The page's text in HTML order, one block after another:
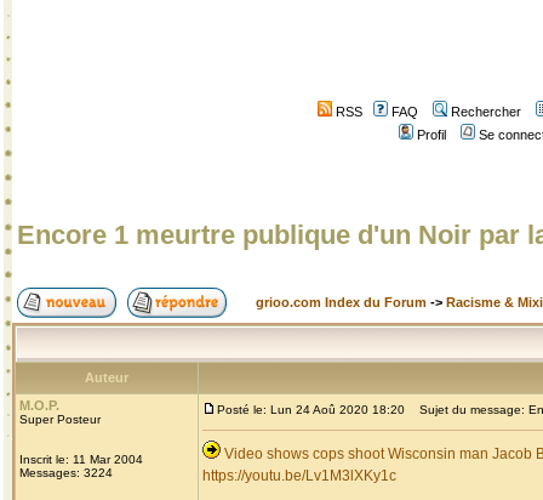
RSS FAQ
Rechercher
Profil
Se
Encore 1 meurtre publique d'un Noir par
grioo.com Index du Forum -> Racisme &
Auteur
M.O.P.
Super Posteur
Inscrit le: 11 Mar 2004
Messages: 3224
Posté le: Lun 24 Aoû 2020 18:20 Sujet du message:
Video shows cops shoot Wisconsin man Jacob
https://youtu.be/Lv1M3lXKy1c